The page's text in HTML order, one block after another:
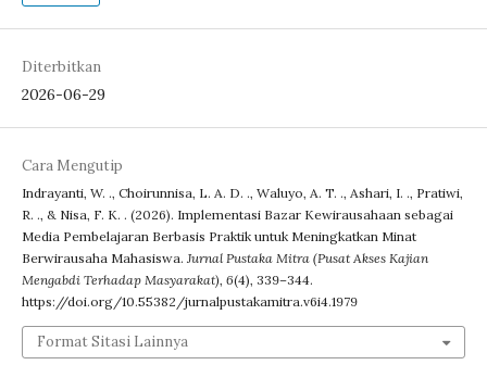
Diterbitkan
2026-06-29
Cara Mengutip
Indrayanti, W. ., Choirunnisa, L. A. D. ., Waluyo, A. T. ., Ashari, I. ., Pratiwi,
R. ., & Nisa, F. K. . (2026). Implementasi Bazar Kewirausahaan sebagai
Media Pembelajaran Berbasis Praktik untuk Meningkatkan Minat
Berwirausaha Mahasiswa. Jurnal Pustaka Mitra (Pusat Akses Kajian
Mengabdi Terhadap Masyarakat), 6(4), 339–344.
https://doi.org/10.55382/jurnalpustakamitra.v6i4.1979
Format Sitasi Lainnya